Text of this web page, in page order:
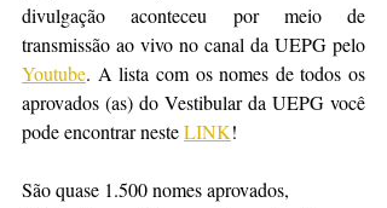
divulgação aconteceu por meio de
Youtube. A lista com os nomes de todos os
aprovados (as) do Vestibular da UEPG você
pode encontrar neste LINK!
São quase 1.500 nomes aprovados,